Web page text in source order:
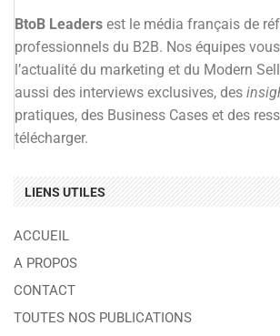
BtoB Leaders est le média français de
professionnels du B2B. Nos équipes
l’actualité du marketing et du Modern
aussi des interviews exclusives, des
pratiques, des Business Cases et des
télécharger.
LIENS UTILES
ACCUEIL
A PROPOS
CONTACT
TOUTES NOS PUBLICATIONS